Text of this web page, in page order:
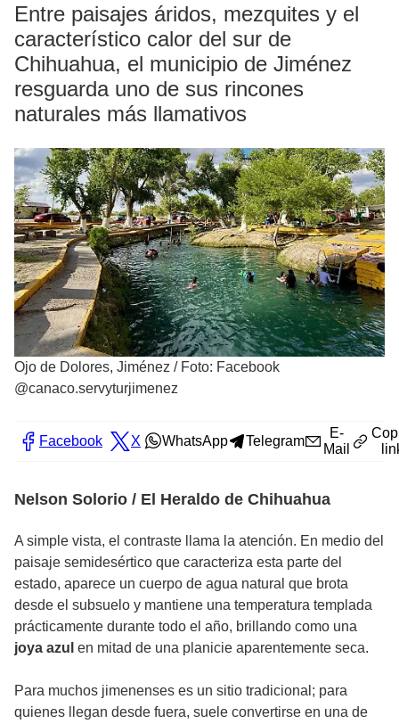
Entre paisajes áridos, mezquites y el
característico calor del sur de
Chihuahua, el municipio de Jiménez
resguarda uno de sus rincones
naturales más llamativos
Ojo de Dolores, Jiménez / Foto: Facebook
@canaco.servyturjimenez
Facebook X WhatsApp Telegram
E-
Mail
Nelson Solorio / El Heraldo de Chihuahua
A simple vista, el contraste llama la atención. En medio del
paisaje semidesértico que caracteriza esta parte del
estado, aparece un cuerpo de agua natural que brota
desde el subsuelo y mantiene una temperatura templada
prácticamente durante todo el año, brillando como una
joya azul en mitad de una planicie aparentemente seca.
Para muchos jimenenses es un sitio tradicional; para
quienes llegan desde fuera, suele convertirse en una de